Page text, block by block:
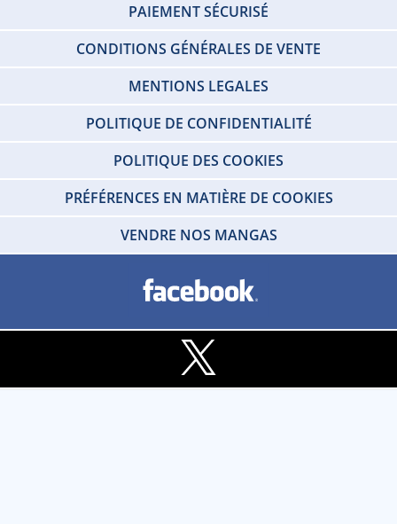
PAIEMENT SÉCURISÉ
CONDITIONS GÉNÉRALES DE VENTE
MENTIONS LEGALES
POLITIQUE DE CONFIDENTIALITÉ
POLITIQUE DES COOKIES
PRÉFÉRENCES EN MATIÈRE DE COOKIES
VENDRE NOS MANGAS